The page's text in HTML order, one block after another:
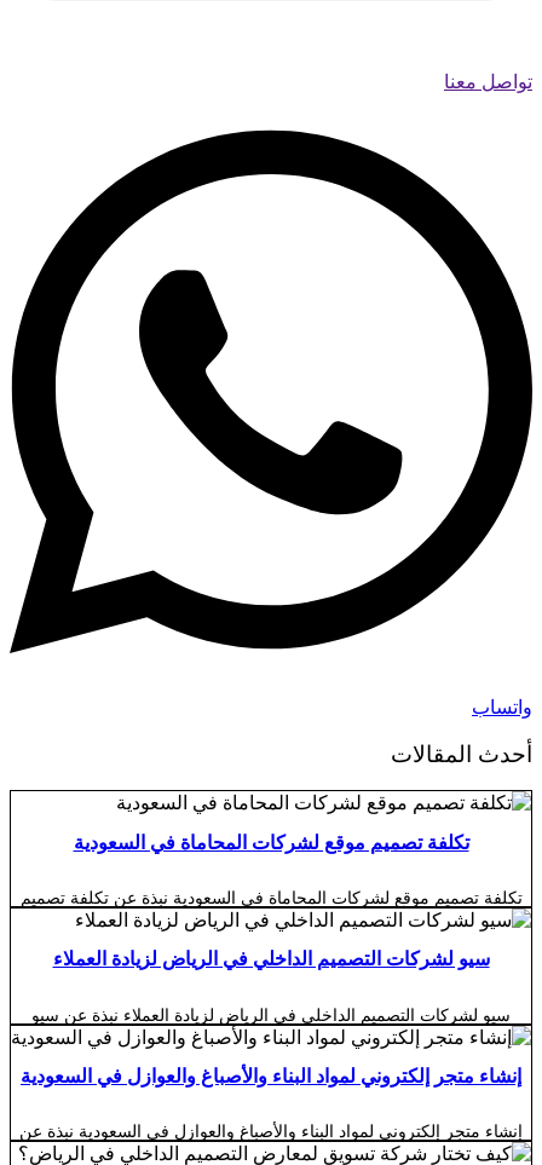
تواصل معنا
واتساب
أحدث المقالات
تكلفة تصميم موقع لشركات المحاماة في السعودية
تكلفة تصميم موقع لشركات المحاماة في السعودية نبذة عن تكلفة تصميم
موقع لشركات المحاماة في السعودية تختلف تكلفة تصميم موقع لشركات
المحاماة في السعودية حسب حجم المكتب، وعدد التخصصات القانونية،
واللغات المطلوبة، ومستوى التصميم، والوظائف التي سيقدمها الموقع
للعملاء. فهناك فرق كبير بين موقع تعريفي بسيط يعرض بيانات المكتب
سيو لشركات التصميم الداخلي في الرياض لزيادة العملاء
سيو لشركات التصميم الداخلي في الرياض لزيادة العملاء نبذة عن سيو
لشركات التصميم الداخلي في الرياض لزيادة العملاء أصبحت خدمات سيو
لشركات التصميم الداخلي في الرياض لزيادة العملاء من أهم الأدوات
التسويقية التي تساعد مكاتب الديكور وشركات التصميم والتنفيذ على
الوصول إلى الأشخاص الباحثين فعليًا عن خدماتها. فالعميل الذي يخطط
إنشاء متجر إلكتروني لمواد البناء والأصباغ والعوازل في السعودية
إنشاء متجر إلكتروني لمواد البناء والأصباغ والعوازل في السعودية نبذة عن
إنشاء متجر إلكتروني لمواد البناء والأصباغ والعوازل في السعودية أصبح